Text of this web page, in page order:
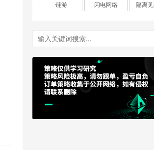
链游
闪电网络 隔离见